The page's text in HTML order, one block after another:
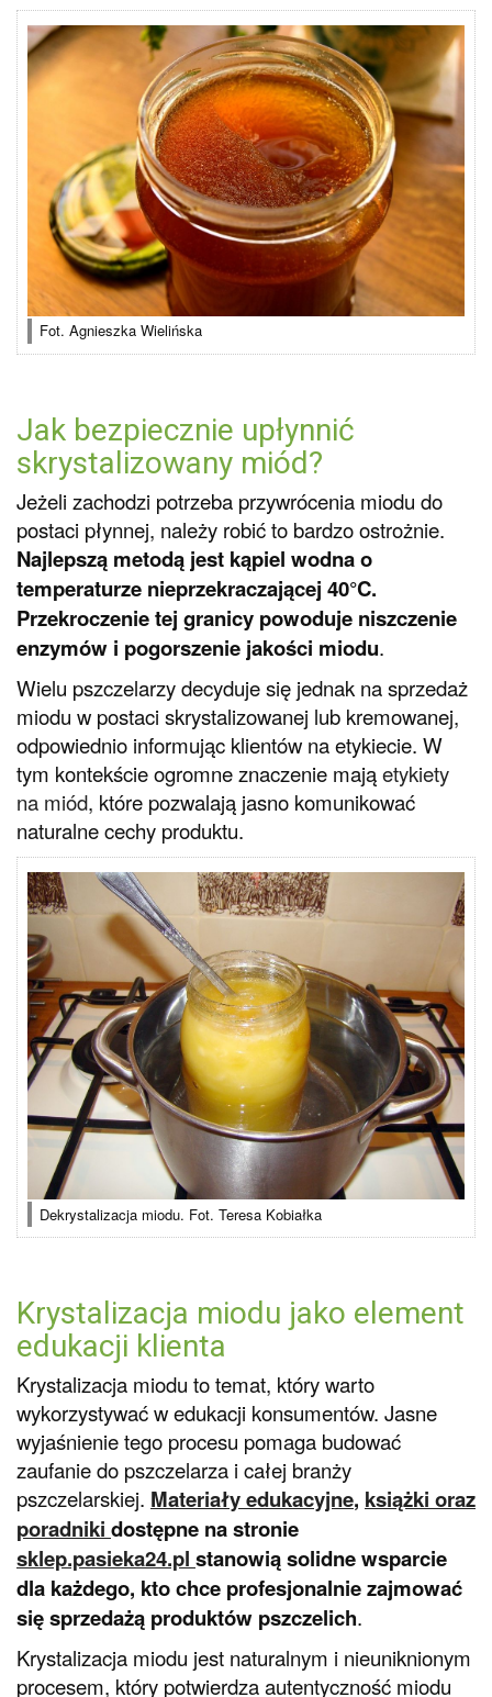
Fot. Agnieszka Wielińska
Jak bezpiecznie upłynnić
skrystalizowany miód?
Jeżeli zachodzi potrzeba przywrócenia miodu do
postaci płynnej, należy robić to bardzo ostrożnie.
Najlepszą metodą jest kąpiel wodna o
temperaturze nieprzekraczającej 40°C.
Przekroczenie tej granicy powoduje niszczenie
enzymów i pogorszenie jakości miodu.
Wielu pszczelarzy decyduje się jednak na sprzedaż
miodu w postaci skrystalizowanej lub kremowanej,
odpowiednio informując klientów na etykiecie. W
tym kontekście ogromne znaczenie mająetykiety
na miód, które pozwalają jasno komunikować
naturalne cechy produktu.
Dekrystalizacja miodu. Fot. Teresa Kobiałka
Krystalizacja miodu jako element
edukacji klienta
Krystalizacja miodu to temat, który warto
wykorzystywać w edukacji konsumentów. Jasne
wyjaśnienie tego procesu pomaga budować
zaufanie do pszczelarza i całej branży
pszczelarskiej. Materiały edukacyjne, książki oraz
poradniki dostępne na stronie
sklep.pasieka24.pl stanowią solidne wsparcie
dla każdego, kto chce profesjonalnie zajmować
się sprzedażą produktów pszczelich.
Krystalizacja miodu jest naturalnym i nieuniknionym
procesem, który potwierdza autentyczność miodu